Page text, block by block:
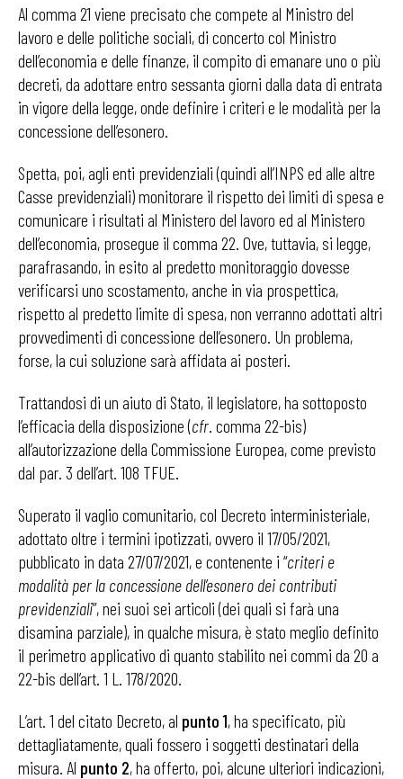
Al comma 21 viene precisato che compete al Ministro del
lavoro e delle politiche sociali, di concerto col Ministro
dell’economia e delle finanze, il compito di emanare uno o più
decreti, da adottare entro sessanta giorni dalla data di entrata
in vigore della legge, onde definire i criteri e le modalità per la
concessione dell’esonero.
Spetta, poi, agli enti previdenziali (quindi all’INPS ed alle altre
Casse previdenziali) monitorare il rispetto dei limiti di spesa e
comunicare i risultati al Ministero del lavoro ed al Ministero
dell’economia, prosegue il comma 22. Ove, tuttavia, si legge,
parafrasando, in esito al predetto monitoraggio dovesse
verificarsi uno scostamento, anche in via prospettica,
rispetto al predetto limite di spesa, non verranno adottati altri
provvedimenti di concessione dell’esonero. Un problema,
forse, la cui soluzione sarà affidata ai posteri.
Trattandosi di un aiuto di Stato, il legislatore, ha sottoposto
l’efficacia della disposizione (cfr. comma 22-bis)
all’autorizzazione della Commissione Europea, come previsto
dal par. 3 dell’art. 108 TFUE.
Superato il vaglio comunitario, col Decreto interministeriale,
adottato oltre i termini ipotizzati, ovvero il 17/05/2021,
pubblicato in data 27/07/2021, e contenente i “criteri e
modalità per la concessione dell’esonero dei contributi
previdenziali”, nei suoi sei articoli (dei quali si farà una
disamina parziale), in qualche misura, è stato meglio definito
il perimetro applicativo di quanto stabilito nei commi da 20 a
22-bis dell’art. 1 L. 178/2020.
L’art. 1 del citato Decreto, al punto 1, ha specificato, più
dettagliatamente, quali fossero i soggetti destinatari della
misura. Al punto 2, ha offerto, poi, alcune ulteriori indicazioni,